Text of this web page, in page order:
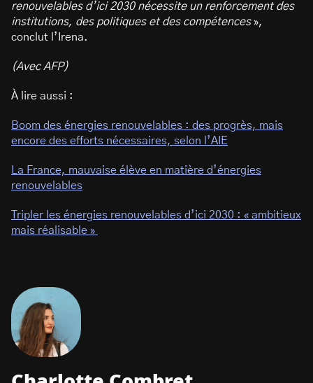
renouvelables d’ici 2030 nécessite un renforcement des
institutions, des politiques et des compétences»,
conclut l’Irena.
(Avec AFP)
À lire aussi :
Boom des énergies renouvelables : des progrès, mais
encore des efforts nécessaires, selon l’AIE
La France, mauvaise élève en matière d’énergies
renouvelables
Tripler les énergies renouvelables d’ici 2030 : « ambitieux
mais réalisable »